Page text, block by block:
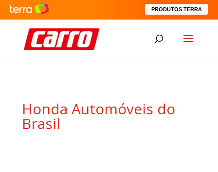
PRODUTOS TERRA
Honda Automóveis do
Brasil